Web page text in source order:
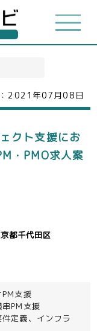
2021年07月08日
クト支援にお
・PMO求人案
都千代田区
支援
串PM支援
件定義、インフラ